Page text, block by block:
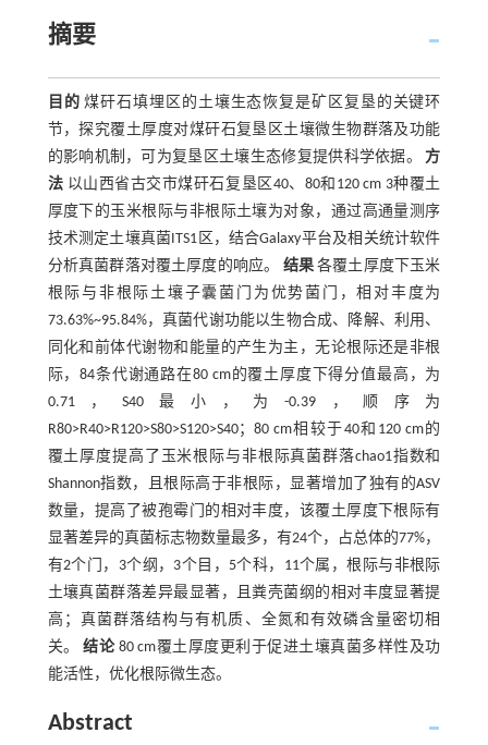
摘要
目的 煤矸石填埋区的土壤生态恢复是矿区复垦的关键环
节，探究覆土厚度对煤矸石复垦区土壤微生物群落及功能
的影响机制，可为复垦区土壤生态修复提供科学依据。方
法 以山西省古交市煤矸石复垦区40、80和120 cm 3种覆土
厚度下的玉米根际与非根际土壤为对象，通过高通量测序
技术测定土壤真菌ITS1区，结合Galaxy平台及相关统计软件
分析真菌群落对覆土厚度的响应。 结果各覆土厚度下玉米
根际与非根际土壤子囊菌门为优势菌门，相对丰度为
73.63%~95.84%，真菌代谢功能以生物合成、降解、利用、
同化和前体代谢物和能量的产生为主，无论根际还是非根
际，84条代谢通路在80 cm的覆土厚度下得分值最高，为
0.71，S40最小，为-0.39，顺序为
R80>R40>R120>S80>S120>S40；80 cm相较于40和120 cm的
覆土厚度提高了玉米根际与非根际真菌群落chao1指数和
Shannon指数，且根际高于非根际，显著增加了独有的ASV
数量，提高了被孢霉门的相对丰度，该覆土厚度下根际有
显著差异的真菌标志物数量最多，有24个，占总体的77%，
有2个门，3个纲，3个目，5个科，11个属，根际与非根际
土壤真菌群落差异最显著，且粪壳菌纲的相对丰度显著提
高；真菌群落结构与有机质、全氮和有效磷含量密切相
关。结论80 cm覆土厚度更利于促进土壤真菌多样性及功
能活性，优化根际微生态。
Abstract